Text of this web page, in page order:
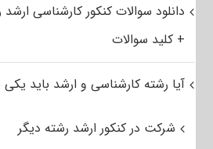
دانلود سوالات کنکور کارشناسی ارشد
+ کلید سوالات
آیا رشته کارشناسی و ارشد باید
شرکت در کنکور ارشد رشته دیگر